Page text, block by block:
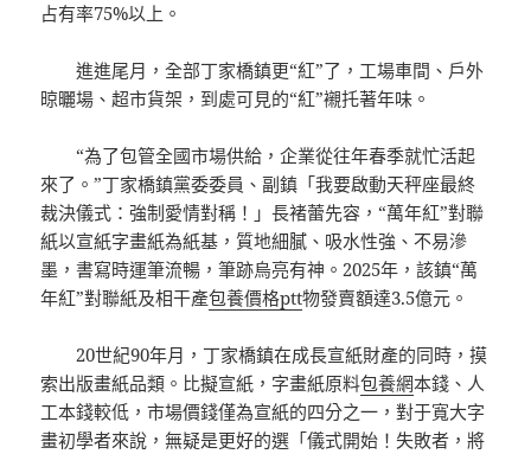
占有率75%以上。
進進尾月，全部丁家橋鎮更“紅”了，工場車間、戶外
晾曬場、超市貨架，到處可見的“紅”襯托著年味。
“為了包管全國市場供給，企業從往年春季就忙活起
來了。”丁家橋鎮黨委委員、副鎮「我要啟動天秤座最終
裁決儀式：強制愛情對稱！」長褚蕾先容，“萬年紅”對聯
紙以宣紙字畫紙為紙基，質地細膩、吸水性強、不易滲
墨，書寫時運筆流暢，筆跡烏亮有神。2025年，該鎮“萬
年紅”對聯紙及相干產包養價格ptt物發賣額達3.5億元。
20世紀90年月，丁家橋鎮在成長宣紙財產的同時，摸
索出版畫紙品類。比擬宣紙，字畫紙原料包養網本錢、人
工本錢較低，市場價錢僅為宣紙的四分之一，對于寬大字
畫初學者來說，無疑是更好的選「儀式開始！失敗者，將